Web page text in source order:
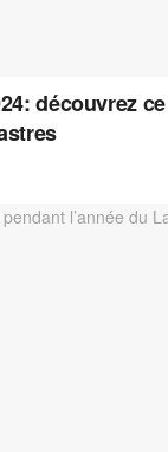
découvrez